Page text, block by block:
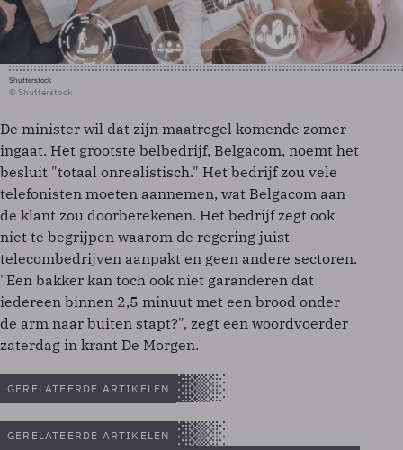
Shutterstock
© Shutterstock
De minister wil dat zijn maatregel komende zomer
ingaat. Het grootste belbedrijf, Belgacom, noemt het
besluit "totaal onrealistisch." Het bedrijf zou vele
telefonisten moeten aannemen, wat Belgacom aan
de klant zou doorberekenen. Het bedrijf zegt ook
niet te begrijpen waarom de regering juist
telecombedrijven aanpakt en geen andere sectoren.
"Een bakker kan toch ook niet garanderen dat
iedereen binnen 2,5 minuut met een brood onder
de arm naar buiten stapt?", zegt een woordvoerder
zaterdag in krant De Morgen.
GERELATEERDE ARTIKELEN
GERELATEERDE ARTIKELEN